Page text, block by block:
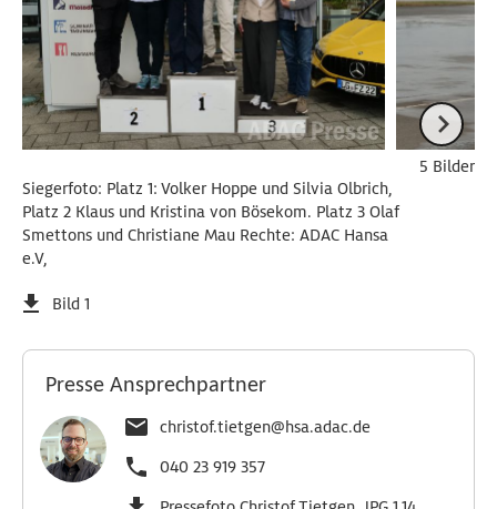
Siegerfoto: Platz 1: Volker Hoppe und Silvia Olbrich,
Platz 2 Klaus und Kristina von Bösekom. Platz 3 Olaf
Smettons und Christiane Mau Rechte: ADAC Hansa
e.V,
Bild 1
5 Bilder
Presse Ansprechpartner
christof.tietgen@hsa.adac.de
040 23 919 357